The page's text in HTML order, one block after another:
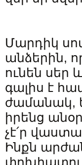
Մարդիկ
անձերին,
ունեն սեր
գալիս է
ժամանակ,
իրենց
չէ՛ր
Ինքն